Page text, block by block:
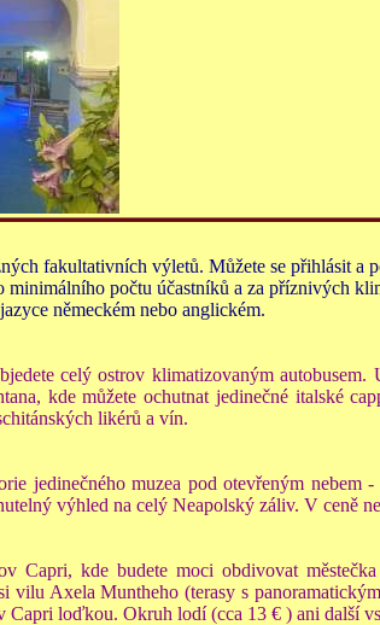
fakultativních výletů. Můžete se přihlásit
minimálního počtu účastníků a za příznivých
německém nebo anglickém.
celý ostrov klimatizovaným
kde můžete ochutnat jedinečné italské
likérů a vín.
jedinečného muzea pod otevřeným
výhled na celý Neapolský záliv. V ceně
Capri, kde budete moci obdivovat
vilu Axela Muntheho (terasy s
Capri loďkou. Okruh lodí (cca 13 € ) ani další